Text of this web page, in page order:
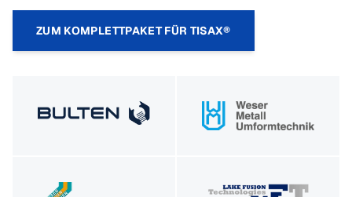
ZUM KOMPLETTPAKET FÜR TISAX®